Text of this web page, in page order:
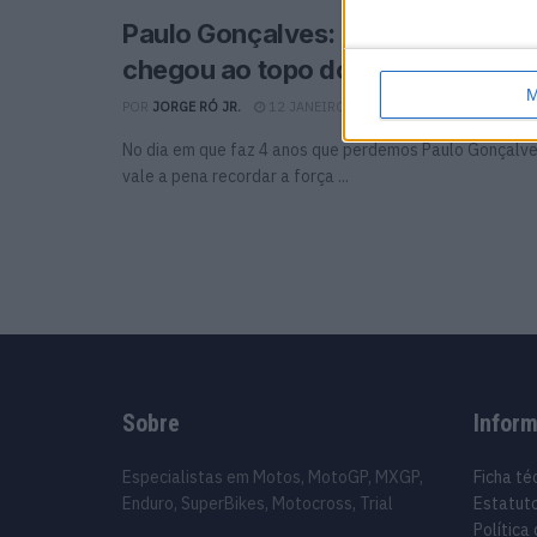
Paulo Gonçalves: O menino de
chegou ao topo do mundo
JORGE RÓ JR. 12 JANEIRO, 2024
No dia em que faz 4 anos que perdemos Paulo
vale a pena recordar a força ...
Sobre
Especialistas em Motos, MotoGP, MXGP,
Enduro, SuperBikes, Motocross, Trial
Ficha
Política